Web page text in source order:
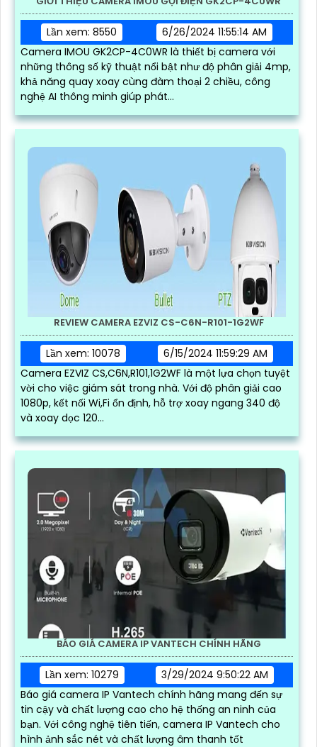
Lần xem: 8550
6/26/2024 11:55:14 AM
Camera IMOU GK2CP-4C0WR là thiết bị camera với
những thông số kỹ thuật nổi bật như độ phân giải 4mp,
khả năng quay xoay cùng đàm thoại 2 chiều, công
nghệ AI thông minh giúp phát...
REVIEW CAMERA EZVIZ CS-C6N-R101-1G2WF
Lần xem: 10078
6/15/2024 11:59:29 AM
Camera EZVIZ CS,C6N,R101,1G2WF là một lựa chọn tuyệt
vời cho việc giám sát trong nhà. Với độ phân giải cao
1080p, kết nối Wi,Fi ổn định, hỗ trợ xoay ngang 340 độ
và xoay dọc 120...
BÁO GIÁ CAMERA IP VANTECH CHÍNH HÃNG
Lần xem: 10279
3/29/2024 9:50:22 AM
Báo giá camera IP Vantech chính hãng mang đến sự
tin cậy và chất lượng cao cho hệ thống an ninh của
bạn. Với công nghệ tiên tiến, camera IP Vantech cho
hình ảnh sắc nét và chất lượng âm thanh tốt